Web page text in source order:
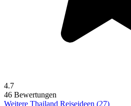
4.7
46 Bewertungen
Weitere Thailand Reiseideen (27)